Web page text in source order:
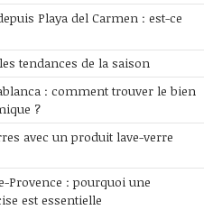
Playa del Carmen : est-ce
tendances de la saison
: comment trouver le bien
?
avec un produit lave-verre
Provence : pourquoi une
est essentielle